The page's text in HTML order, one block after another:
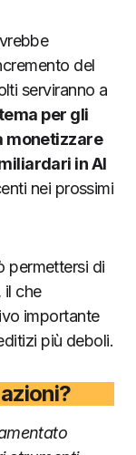
del
serviranno a
per gli
monetizzare
in AI
nei prossimi
permettersi di
il che
importante
più deboli.